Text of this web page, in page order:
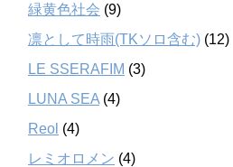
緑黄色社会 (9)
凛として時雨(TKソロ含む) (12)
LE SSERAFIM (3)
LUNA SEA (4)
Reol (4)
レミオロメン (4)